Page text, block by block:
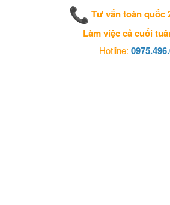
Tư vấn toàn quốc
Làm việc cả cuối
Hotline: